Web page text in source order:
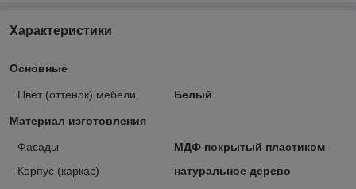
Характеристики
Основные
Цвет (оттенок) мебели Белый
Материал изготовления
Фасады
МДФ покрытый пластиком
Корпус (каркас)
натуральное дерево